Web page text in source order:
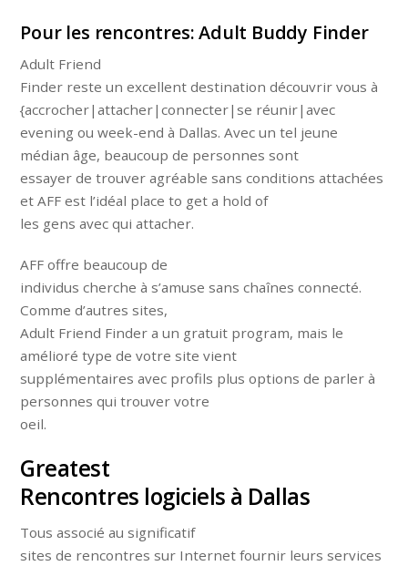
Pour les rencontres: Adult Buddy Finder
Adult Friend
Finder reste un excellent destination découvrir vous à
{accrocher|attacher|connecter|se réunir|avec
evening ou week-end à Dallas. Avec un tel jeune
médian âge, beaucoup de personnes sont
essayer de trouver agréable sans conditions attachées
et AFF est l’idéal place to get a hold of
les gens avec qui attacher.
AFF offre beaucoup de
individus cherche à s’amuse sans chaînes connecté.
Comme d’autres sites,
Adult Friend Finder a un gratuit program, mais le
amélioré type de votre site vient
supplémentaires avec profils plus options de parler à
personnes qui trouver votre
oeil.
Greatest
Rencontres logiciels à Dallas
Tous associé au significatif
sites de rencontres sur Internet fournir leurs services